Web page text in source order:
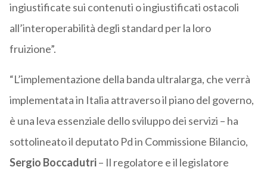
ingiustificate sui contenuti o ingiustificati ostacoli
all’interoperabilità degli standard per la loro
fruizione”.
“L’implementazione della banda ultralarga, che verrà
implementata in Italia attraverso il piano del governo,
è una leva essenziale dello sviluppo dei servizi – ha
sottolineato il deputato Pd in Commissione Bilancio,
Sergio Boccadutri– Il regolatore e il legislatore